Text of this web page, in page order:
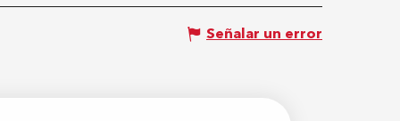
Señalar un error